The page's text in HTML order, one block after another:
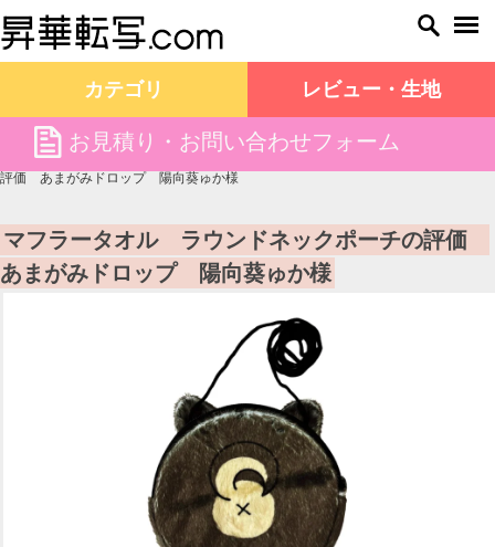
カテゴリ レビュー・生地
file お見積り・お問い合わせフォーム
昇華転写.com TOP お客様の声
マフラータオル ラウンドネックポーチの
評価 あまがみドロップ 陽向葵ゅか様
マフラータオル ラウンドネックポーチの評価
あまがみドロップ 陽向葵ゅか様